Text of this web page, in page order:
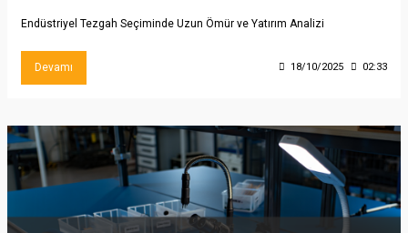
Endüstriyel Tezgah Seçiminde Uzun Ömür ve Yatırım Analizi
Devamı 18/10/2025 02:33